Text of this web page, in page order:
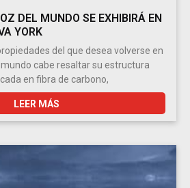
DEL MUNDO SE EXHIBIRÁ EN
YORK
del que desea volverse en
cabe resaltar su estructura
en fibra de carbono,
LEER MÁS